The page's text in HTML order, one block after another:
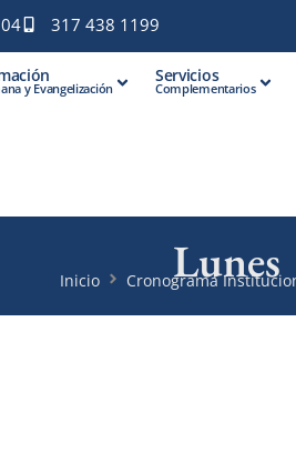
317 438 1199
y Evangelización
Servicios
Complementarios
Lunes
Inicio Cronograma